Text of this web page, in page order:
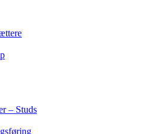
– Studs